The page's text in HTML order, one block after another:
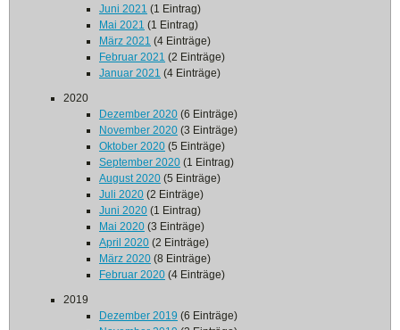
Juni 2021 (1 Eintrag)
Mai 2021 (1 Eintrag)
März 2021 (4 Einträge)
Februar 2021 (2 Einträge)
Januar 2021 (4 Einträge)
2020
Dezember 2020 (6 Einträge)
November 2020 (3 Einträge)
Oktober 2020 (5 Einträge)
September 2020 (1 Eintrag)
August 2020 (5 Einträge)
Juli 2020 (2 Einträge)
Juni 2020 (1 Eintrag)
Mai 2020 (3 Einträge)
April 2020 (2 Einträge)
März 2020 (8 Einträge)
Februar 2020 (4 Einträge)
2019
Dezember 2019 (6 Einträge)